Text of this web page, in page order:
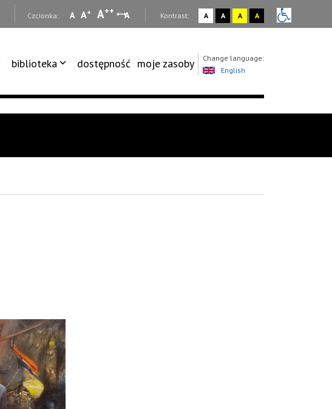
Czcionka: A A+ A++ A Kontrast: A A A A
biblioteka dostępność moje zasoby
Change language:
English